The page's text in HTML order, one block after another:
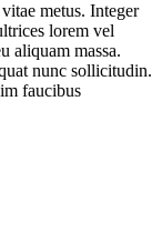
metus. Integer
lorem vel
aliquam massa.
nunc sollicitudin.
faucibus